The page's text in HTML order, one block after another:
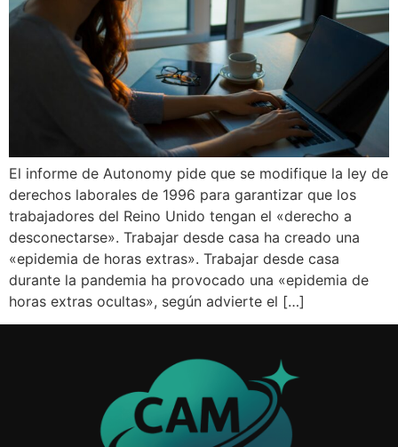
El informe de Autonomy pide que se modifique la ley de
derechos laborales de 1996 para garantizar que los
trabajadores del Reino Unido tengan el «derecho a
desconectarse». Trabajar desde casa ha creado una
«epidemia de horas extras». Trabajar desde casa
durante la pandemia ha provocado una «epidemia de
horas extras ocultas», según advierte el […]